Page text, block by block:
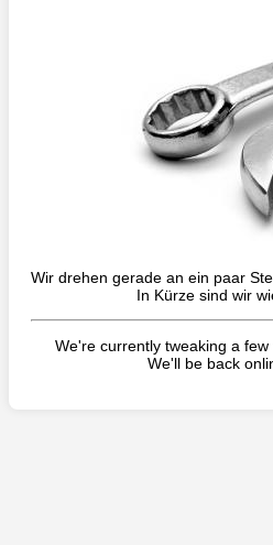
Wir drehen gerade an ein paar
In Kürze sind wir
We're currently tweaking a
We'll be back